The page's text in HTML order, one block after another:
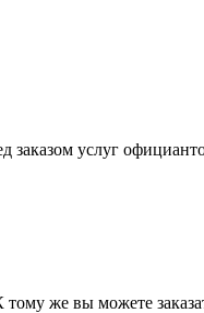
заказом услуг
же вы можете